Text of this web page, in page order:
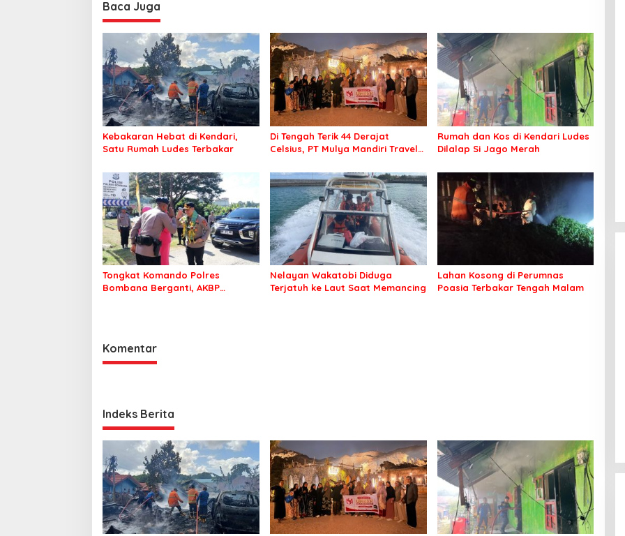
Baca Juga
Kebakaran Hebat di Kendari,
Satu Rumah Ludes Terbakar
Di Tengah Terik 44 Derajat
Celsius, PT Mulya Mandiri Travel
Sehat dan Nyaman Beribadah
Rumah dan Kos di Kendari Ludes
Dilalap Si Jago Merah
Tongkat Komando Polres
Bombana Berganti, AKBP
Nelayan Wakatobi Diduga
Terjatuh ke Laut Saat Memancing
Lahan Kosong di Perumnas
Poasia Terbakar Tengah Malam
Komentar
Indeks Berita